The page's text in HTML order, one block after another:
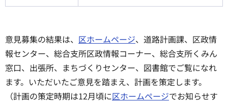
意見募集の結果は、 区ホームページ、道路計画課、区政情
報センター、総合支所区政情報コーナー、総合支所くみん
窓口、出張所、まちづくりセンター、図書館でご覧になれ
ます。いただいたご意見を踏まえ、計画を策定します。
（計画の策定時期は12月頃に区ホームページでお知らせす